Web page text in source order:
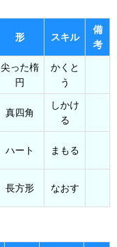
形 スキル
備
考
尖った楕
円
かくと
う
真四角
しかけ
る
ハート まもる
長方形 なおす